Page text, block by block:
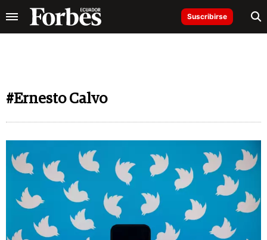
Suscribirse
#Ernesto Calvo